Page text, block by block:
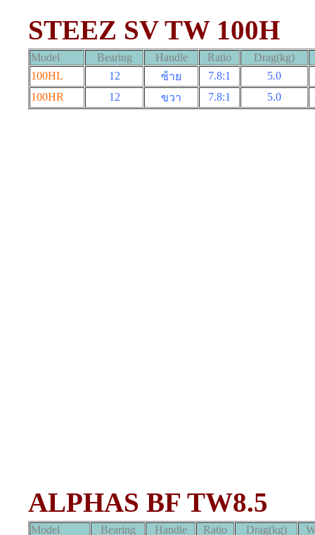
STEEZ SV TW 100H
Model Bearing Handle Ratio
Drag(kg)
100HL
12 ซ้าย 7.8:1 5.0
100HR
12 ขวา 7.8:1 5.0
ALPHAS BF TW8.5
Model Bearing Handle Ratio Drag(kg)